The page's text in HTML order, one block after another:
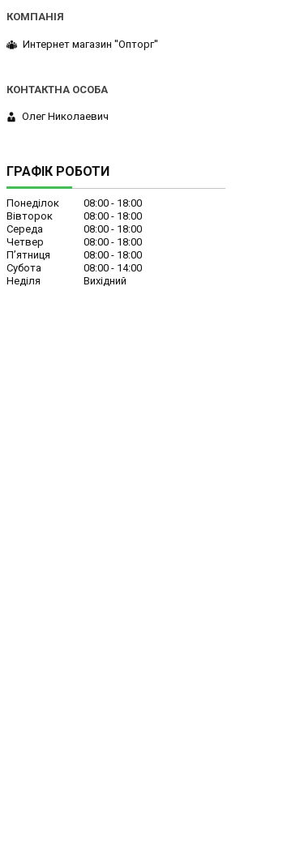
Интернет магазин ''Опторг''
Олег Николаевич
ГРАФІК РОБОТИ
Понеділок 08:00
18:00
Вівторок
08:00
18:00
Середа
08:00
18:00
Четвер
08:00
18:00
Пʼятниця
08:00
18:00
Субота
08:00
14:00
Неділя
Вихідний